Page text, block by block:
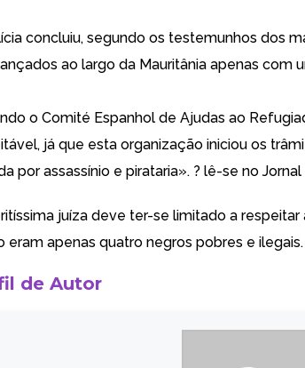
concluiu, segundo os testemunhos dos
ao largo da Mauritânia apenas com
o Comité Espanhol de Ajudas ao
já que esta organização iniciou os
por assassínio e pirataria». ? lê-se no
juíza deve ter-se limitado a
eram apenas quatro negros pobres e ilegais.
de Autor